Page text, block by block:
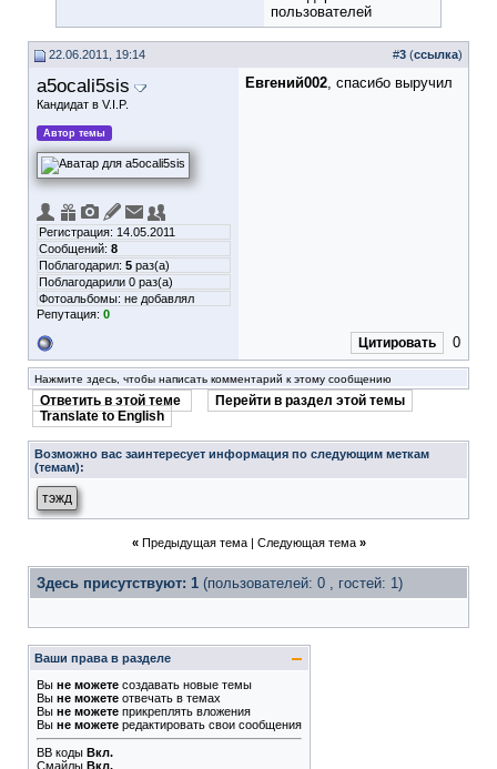
пользователей
22.06.2011, 19:14 #3 (ссылка)
a5ocali5sis
Кандидат в V.I.P.
Автор темы
Регистрация: 14.05.2011
Сообщений: 8
Поблагодарил: 5 раз(а)
Поблагодарили 0 раз(а)
Фотоальбомы: не добавлял
Репутация: 0
Евгений002, спасибо выручил
Цитировать 0
Нажмите здесь, чтобы написать комментарий к этому сообщению
Ответить в этой теме
Перейти в раздел этой темы
Translate to English
Возможно вас заинтересует информация по следующим меткам
(темам):
тэжд
« Предыдущая тема| Следующая тема »
Здесь присутствуют: 1 (пользователей: 0 , гостей: 1)
Ваши права в разделе
Вы не можете создавать новые темы
Вы не можете отвечать в темах
Вы не можете прикреплять вложения
Вы не можете редактировать свои сообщения
BB коды Вкл.
Смайлы Вкл.